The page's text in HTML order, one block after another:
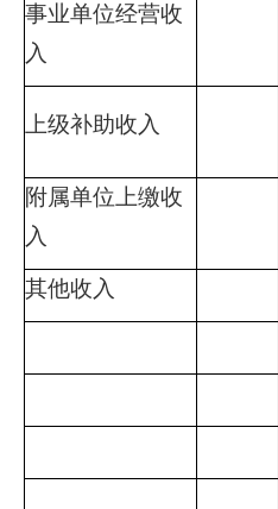
事业单位经营收
入
上级补助收入
附属单位上缴收
入
其他收入